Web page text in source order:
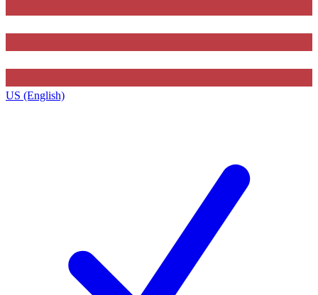
US (English)